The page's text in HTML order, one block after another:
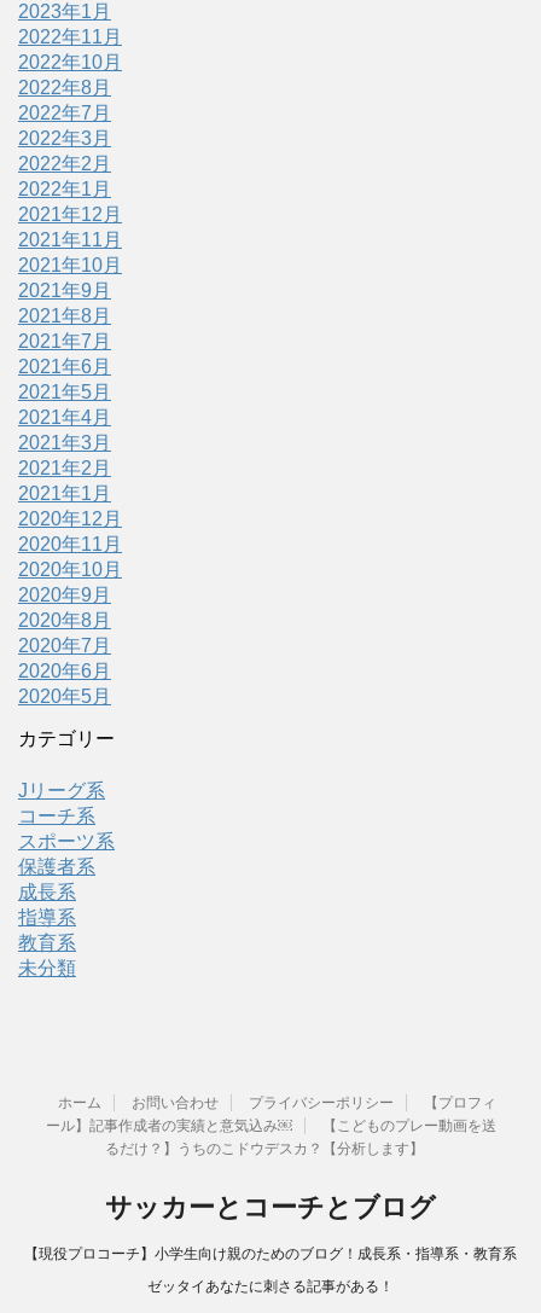
2023年1月
2022年11月
2022年10月
2022年8月
2022年7月
2022年3月
2022年2月
2022年1月
2021年12月
2021年11月
2021年10月
2021年9月
2021年8月
2021年7月
2021年6月
2021年5月
2021年4月
2021年3月
2021年2月
2021年1月
2020年12月
2020年11月
2020年10月
2020年9月
2020年8月
2020年7月
2020年6月
2020年5月
カテゴリー
Jリーグ系
コーチ系
スポーツ系
保護者系
成長系
指導系
教育系
未分類
ホーム お問い合わせ プライバシーポリシー
【プロフィ
ール】記事作成者の実績と意気込み￼
【こどものプレー動画を送
るだけ？】うちのこドウデスカ？【分析します】
サッカーとコーチとブログ
【現役プロコーチ】小学生向け親のためのブログ！成長系・指導系・教育系
ゼッタイあなたに刺さる記事がある！